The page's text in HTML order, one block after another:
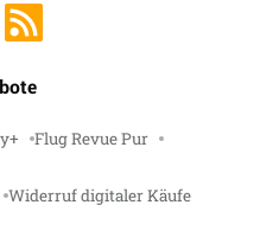
Flug Revue Pur
Widerruf digitaler Käufe